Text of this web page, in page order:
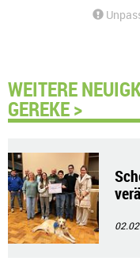
WEITERE
GEREKE >